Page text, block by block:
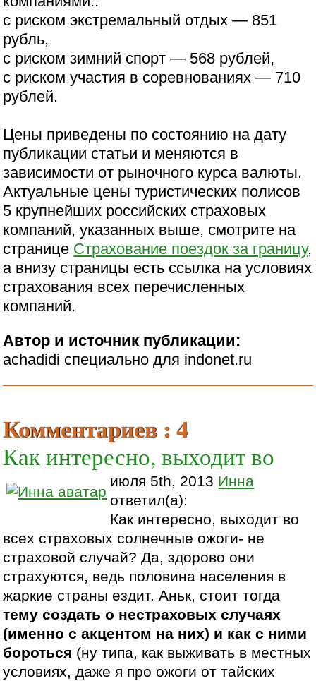
с риском экстремальный отдых — 851
рубль,
с риском зимний спорт — 568 рублей,
с риском участия в соревнованиях — 710
рублей.
Цены приведены по состоянию на дату
публикации статьи и меняются в
зависимости от рыночного курса валюты.
Актуальные цены туристических полисов
5 крупнейших российских страховых
компаний, указанных выше, смотрите на
странице Страхование поездок за границу,
а внизу страницы есть ссылка на условиях
страхования всех перечисленных
компаний.
Автор и источник публикации:
achadidi специально для indonet.ru
Комментариев : 4
Как интересно, выходит во
июля 5th, 2013 Инна
ответил(а):
Как интересно, выходит во
всех страховых солнечные ожоги- не
страховой случай? Да, здорово они
страхуются, ведь половина населения в
жаркие страны ездит. Аньк, стоит тогда
тему создать о нестраховых случаях
(именно с акцентом на них) и как с ними
бороться (ну типа, как выживать в местных
условиях, даже я про ожоги от тайских